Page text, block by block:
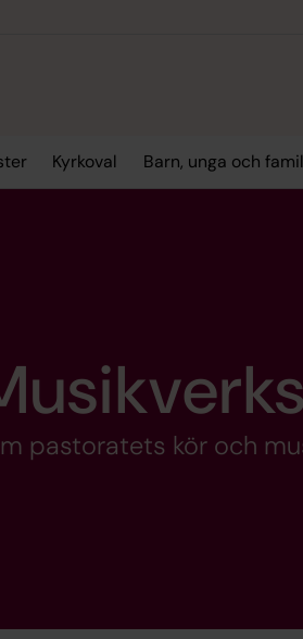
Kyrkoval Barn, unga och
pastoratets kör och